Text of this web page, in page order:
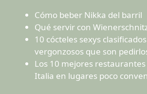
Cómo beber Nikka del barril
Qué servir con
10 cócteles sexys
vergonzosos que son
Los 10 mejores
Italia en lugares poco